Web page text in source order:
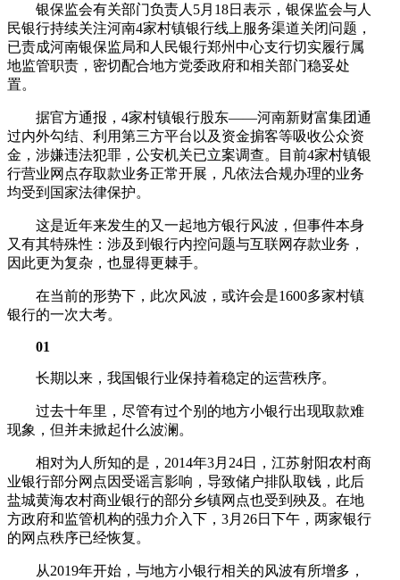
银保监会有关部门负责人5月18日表示，银保监会与人
民银行持续关注河南4家村镇银行线上服务渠道关闭问题，
已责成河南银保监局和人民银行郑州中心支行切实履行属
地监管职责，密切配合地方党委政府和相关部门稳妥处
置。
据官方通报，4家村镇银行股东——河南新财富集团通
过内外勾结、利用第三方平台以及资金掮客等吸收公众资
金，涉嫌违法犯罪，公安机关已立案调查。目前4家村镇银
行营业网点存取款业务正常开展，凡依法合规办理的业务
均受到国家法律保护。
这是近年来发生的又一起地方银行风波，但事件本身
又有其特殊性：涉及到银行内控问题与互联网存款业务，
因此更为复杂，也显得更棘手。
在当前的形势下，此次风波，或许会是1600多家村镇
银行的一次大考。
01
长期以来，我国银行业保持着稳定的运营秩序。
过去十年里，尽管有过个别的地方小银行出现取款难
现象，但并未掀起什么波澜。
相对为人所知的是，2014年3月24日，江苏射阳农村商
业银行部分网点因受谣言影响，导致储户排队取钱，此后
盐城黄海农村商业银行的部分乡镇网点也受到殃及。在地
方政府和监管机构的强力介入下，3月26日下午，两家银行
的网点秩序已经恢复。
从2019年开始，与地方小银行相关的风波有所增多，